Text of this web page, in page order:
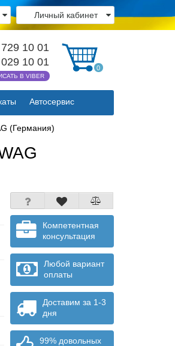
Личный кабинет
10 01
10 01
В VIBER
0
Автосервис
(Германия)
Компетентная
консультация
Любой вариант
оплаты
Доставим за 1-3
дня
99% довольных